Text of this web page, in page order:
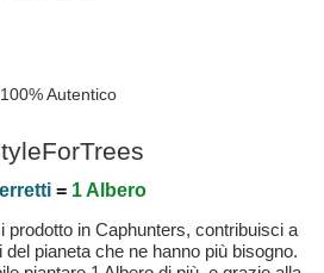
Autentico
= 1 Albero
prodotto in Caphunters, contribuisci a
del pianeta che ne hanno più bisogno.